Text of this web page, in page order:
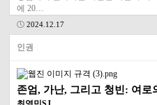
에 20…
2024.12.17
인권
존엄, 가난, 그리고 청빈: 여로